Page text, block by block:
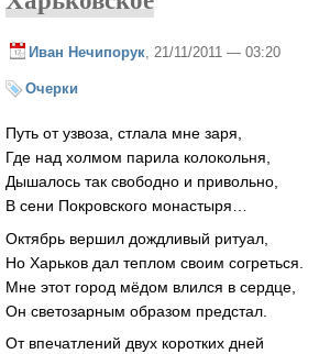
Иван Нечипорук , 21/11/2011 — 03:20
Очерки
Путь от узвоза, стлала мне заря,
Где над холмом парила колокольня,
Дышалось так свободно и привольно,
В сени Покровского монастыря…
Октябрь вершил дождливый ритуал,
Но Харьков дал теплом своим согреться.
Мне этот город мёдом влился в сердце,
Он светозарным образом предстал.
От впечатлений двух коротких дней